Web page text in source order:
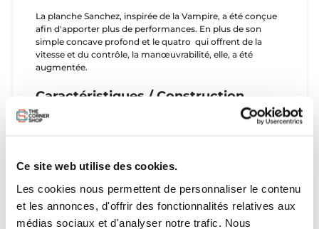
Ce site web utilise des cookies.
Les cookies nous permettent de personnaliser le contenu
et les annonces, d'offrir des fonctionnalités relatives aux
médias sociaux et d'analyser notre trafic. Nous
La planche Sanchez, inspirée de la Vampire, a été conçue
afin d'apporter plus de performances. En plus de son
simple concave profond et le quatro qui offrent de la
vitesse et du contrôle, la manœuvrabilité, elle, a été
augmentée.
Caractéristiques / Construction
HDIXPE Foam
2x 6oz Top Epoxy Lamination
1x6oz Bottom Lamination
Dimensions